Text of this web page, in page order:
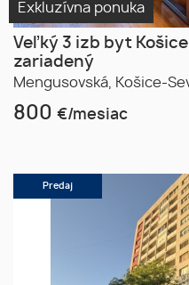
Exkluzívna ponuka
Veľký 3 izb byt
zariadený
Mengusovská, Košice-
800 €/mesiac
Predaj